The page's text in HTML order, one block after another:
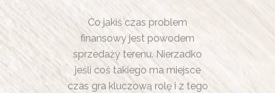
Co jakiś czas problem
finansowy jest powodem
sprzedaży terenu. Nierzadko
jeśli coś takiego ma miejsce
czas gra kluczową rolę i z tego